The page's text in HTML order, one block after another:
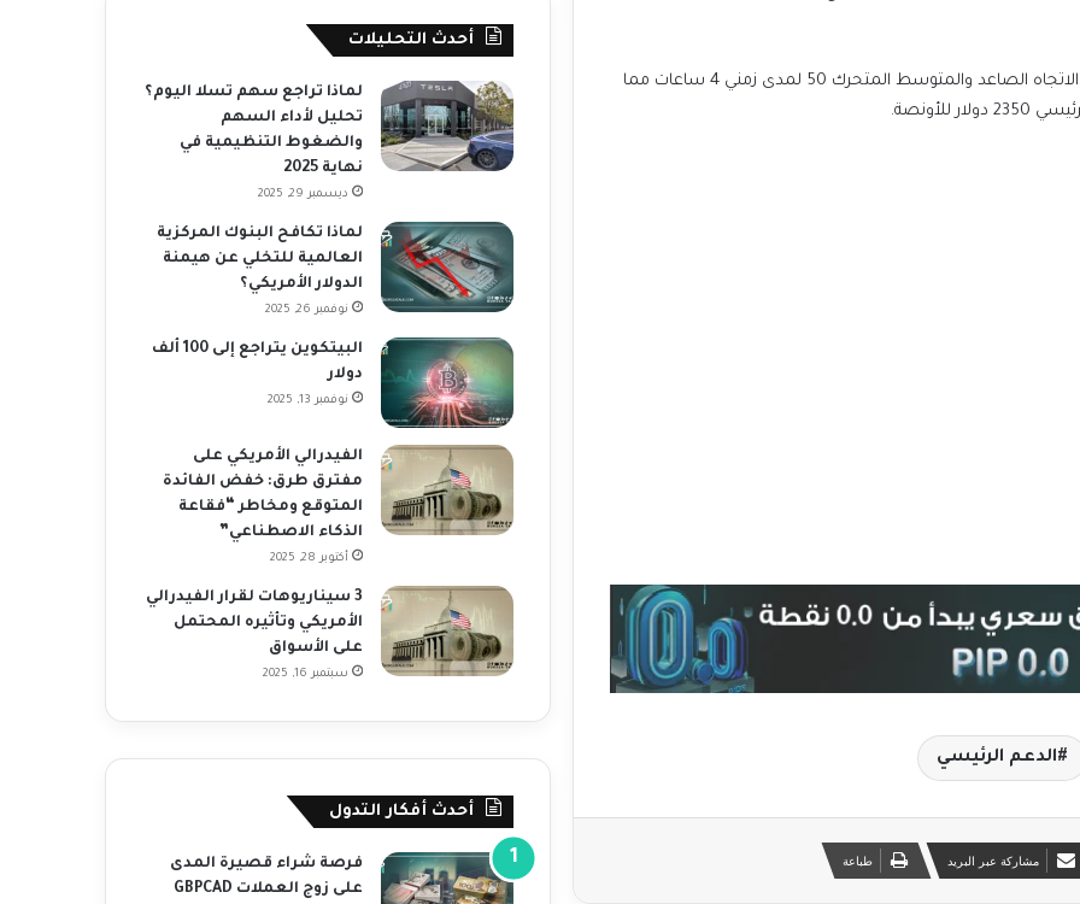
بينما كسر المستوى 2360 دولار للأونصة يكسر معه خط الاتجاه الصاعد والمتوسط المتحرك 50 لمدى زمني 4 ساعات مما
الدعم الرئيسي
مشاركة عبر البريد طباعة
أحدث التحليلات
لماذا تراجع سهم تسلا اليوم؟
تحليل لأداء السهم
والضغوط التنظيمية في
نهاية 2025
ديسمبر 29, 2025
لماذا تكافح البنوك المركزية
العالمية للتخلي عن هيمنة
الدولار الأمريكي؟
نوفمبر 26, 2025
البيتكوين يتراجع إلى 100 ألف
دولار
نوفمبر 13, 2025
الفيدرالي الأمريكي على
مفترق طرق: خفض الفائدة
المتوقع ومخاطر “فقاعة
الذكاء الاصطناعي”
أكتوبر 28, 2025
3 سيناريوهات لقرار الفيدرالي
الأمريكي وتأثيره المحتمل
على الأسواق
سبتمبر 16, 2025
أحدث أفكار التدول
فرصة شراء قصيرة المدى
على زوج العملات GBPCAD